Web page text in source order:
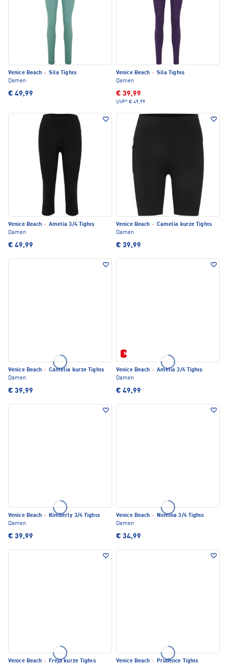
Venice Beach · Sila Tights
Damen
€ 49,99
Venice Beach · Sila Tights
Damen
€ 39,99
UVP* € 49,99
Venice Beach · Amelia 3/4 Tights
Damen
€ 49,99
Venice Beach · Camelia kurze Tights
Damen
€ 39,99
Venice Beach · Camelia kurze Tights
Damen
€ 39,99
Neu
Venice Beach · Amelia 3/4 Tights
Damen
€ 49,99
Venice Beach ·
Kimberly 3/4 Tights
Damen
€ 39,99
Venice Beach ·
Nomina 3/4 Tights
Damen
€ 34,99
Venice Beach ·
Freja kurze Tights
Venice Beach ·
Prudence Tights